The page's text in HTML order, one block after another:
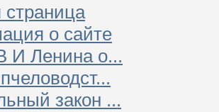
страница
о сайте
И Ленина о...
закон ...